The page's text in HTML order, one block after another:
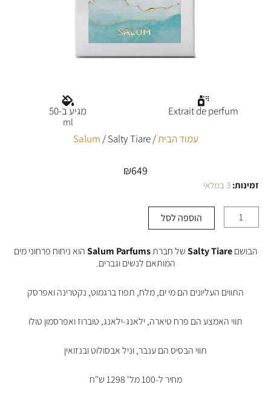
עמוד הבית/
Salum/ Salty Tiare
₪649
זמינות:3 במלאי
כמות
Tiare
הוספה לסל
הבושםSalty Tiareשל חברתSalum Parfumsהוא ניחוח פרחוני מים
המותאם לנשים וגברים.
התווים העליונים הם מי ים, מלח, תפוז ברגמוט, נקטרינה ואפרסק
תווי האמצע הם פרח טיארה, ילאנג-ילאנג, טוברוז ואפרסמון טולו
תווי הבסיס הם ענבר, וניל אבסולוט ובנזואין
מחיר ל-100 מל' 1298 ש"ח
Extrait de perfum מגיע ב-50
ml